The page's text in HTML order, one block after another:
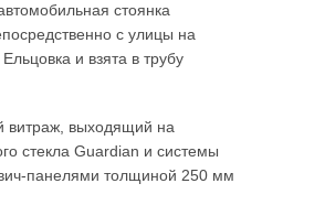
стоянка
с улицы на
и взята в трубу
витраж, выходящий на
стекла Guardian и системы
панелями толщиной 250 мм